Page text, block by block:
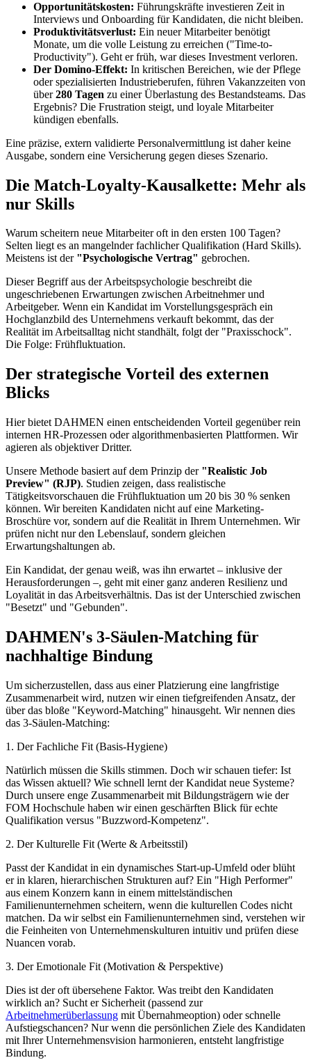
Opportunitätskosten: Führungskräfte investieren Zeit in
Interviews und Onboarding für Kandidaten, die nicht bleiben.
Produktivitätsverlust: Ein neuer Mitarbeiter benötigt
Monate, um die volle Leistung zu erreichen ("Time-to-
Productivity"). Geht er früh, war dieses Investment verloren.
Der Domino-Effekt: In kritischen Bereichen, wie der Pflege
oder spezialisierten Industrieberufen, führen Vakanzzeiten von
über280 Tagen zu einer Überlastung des Bestandsteams. Das
Ergebnis? Die Frustration steigt, und loyale Mitarbeiter
kündigen ebenfalls.
Eine präzise, extern validierte Personalvermittlung ist daher keine
Ausgabe, sondern eine Versicherung gegen dieses Szenario.
Die Match-Loyalty-Kausalkette: Mehr als
nur Skills
Warum scheitern neue Mitarbeiter oft in den ersten 100 Tagen?
Selten liegt es an mangelnder fachlicher Qualifikation (Hard Skills).
Meistens ist der "Psychologische Vertrag" gebrochen.
Dieser Begriff aus der Arbeitspsychologie beschreibt die
ungeschriebenen Erwartungen zwischen Arbeitnehmer und
Arbeitgeber. Wenn ein Kandidat im Vorstellungsgespräch ein
Hochglanzbild des Unternehmens verkauft bekommt, das der
Realität im Arbeitsalltag nicht standhält, folgt der "Praxisschock".
Die Folge: Frühfluktuation.
Der strategische Vorteil des externen
Blicks
Hier bietet DAHMEN einen entscheidenden Vorteil gegenüber rein
internen HR-Prozessen oder algorithmenbasierten Plattformen. Wir
agieren als objektiver Dritter.
Unsere Methode basiert auf dem Prinzip der "Realistic Job
Preview" (RJP). Studien zeigen, dass realistische
Tätigkeitsvorschauen die Frühfluktuation um 20 bis 30 % senken
können. Wir bereiten Kandidaten nicht auf eine Marketing-
Broschüre vor, sondern auf die Realität in Ihrem Unternehmen. Wir
prüfen nicht nur den Lebenslauf, sondern gleichen
Erwartungshaltungen ab.
Ein Kandidat, der genau weiß, was ihn erwartet – inklusive der
Herausforderungen –, geht mit einer ganz anderen Resilienz und
Loyalität in das Arbeitsverhältnis. Das ist der Unterschied zwischen
"Besetzt" und "Gebunden".
DAHMEN's 3-Säulen-Matching für
nachhaltige Bindung
Um sicherzustellen, dass aus einer Platzierung eine langfristige
Zusammenarbeit wird, nutzen wir einen tiefgreifenden Ansatz, der
über das bloße "Keyword-Matching" hinausgeht. Wir nennen dies
das 3-Säulen-Matching:
1. Der Fachliche Fit (Basis-Hygiene)
Natürlich müssen die Skills stimmen. Doch wir schauen tiefer: Ist
das Wissen aktuell? Wie schnell lernt der Kandidat neue Systeme?
Durch unsere enge Zusammenarbeit mit Bildungsträgern wie der
FOM Hochschule haben wir einen geschärften Blick für echte
Qualifikation versus "Buzzword-Kompetenz".
2. Der Kulturelle Fit (Werte & Arbeitsstil)
Passt der Kandidat in ein dynamisches Start-up-Umfeld oder blüht
er in klaren, hierarchischen Strukturen auf? Ein "High Performer"
aus einem Konzern kann in einem mittelständischen
Familienunternehmen scheitern, wenn die kulturellen Codes nicht
matchen. Da wir selbst ein Familienunternehmen sind, verstehen wir
die Feinheiten von Unternehmenskulturen intuitiv und prüfen diese
Nuancen vorab.
3. Der Emotionale Fit (Motivation & Perspektive)
Dies ist der oft übersehene Faktor. Was treibt den Kandidaten
wirklich an? Sucht er Sicherheit (passend zur
Arbeitnehmerüberlassung mit Übernahmeoption) oder schnelle
Aufstiegschancen? Nur wenn die persönlichen Ziele des Kandidaten
mit Ihrer Unternehmensvision harmonieren, entsteht langfristige
Bindung.